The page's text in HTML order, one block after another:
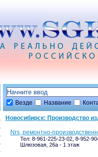
Везде Название
Новосибирск: Производство
Nrs, ремонтно-
Тел: 8-961-225-23-02, 8-952-
Шлюзовая, 26а - 1 этаж